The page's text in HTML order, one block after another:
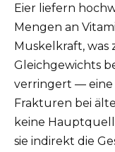
Eier liefern
Mengen an
Muskelkraft,
Gleichgewichts
verringert —
Frakturen bei
keine
sie indirekt die